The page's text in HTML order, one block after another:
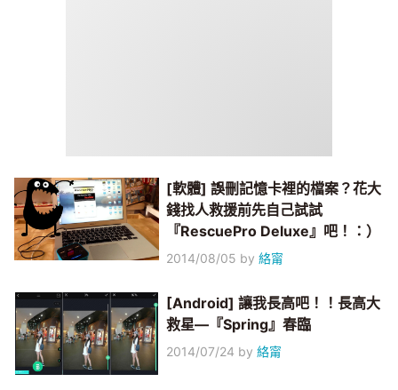
[軟體] 誤刪記憶卡裡的檔案？花大
錢找人救援前先自己試試
『RescuePro Deluxe』吧！：）
2014/08/05 by絡甯
[Android] 讓我長高吧！！長高大
救星—『Spring』春臨
2014/07/24 by絡甯